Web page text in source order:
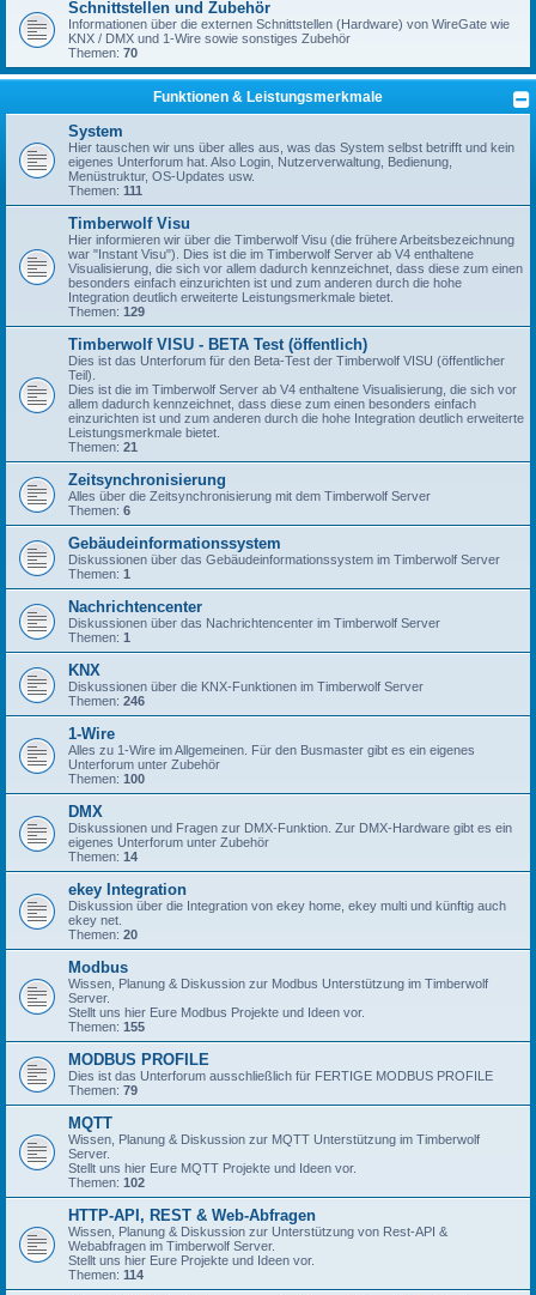
Schnittstellen und Zubehör
Informationen über die externen Schnittstellen (Hardware) von WireGate wie
KNX / DMX und 1-Wire sowie sonstiges Zubehör
Themen: 70
Funktionen & Leistungsmerkmale
System
Hier tauschen wir uns über alles aus, was das System selbst betrifft und kein
eigenes Unterforum hat. Also Login, Nutzerverwaltung, Bedienung,
Menüstruktur, OS-Updates usw.
Themen: 111
Timberwolf Visu
Hier informieren wir über die Timberwolf Visu (die frühere Arbeitsbezeichnung
war "Instant Visu"). Dies ist die im Timberwolf Server ab V4 enthaltene
Visualisierung, die sich vor allem dadurch kennzeichnet, dass diese zum einen
besonders einfach einzurichten ist und zum anderen durch die hohe
Integration deutlich erweiterte Leistungsmerkmale bietet.
Themen: 129
Timberwolf VISU - BETA Test (öffentlich)
Dies ist das Unterforum für den Beta-Test der Timberwolf VISU (öffentlicher
Teil).
Dies ist die im Timberwolf Server ab V4 enthaltene Visualisierung, die sich vor
allem dadurch kennzeichnet, dass diese zum einen besonders einfach
einzurichten ist und zum anderen durch die hohe Integration deutlich erweiterte
Leistungsmerkmale bietet.
Themen: 21
Zeitsynchronisierung
Alles über die Zeitsynchronisierung mit dem Timberwolf Server
Themen: 6
Gebäudeinformationssystem
Diskussionen über das Gebäudeinformationssystem im Timberwolf Server
Themen: 1
Nachrichtencenter
Diskussionen über das Nachrichtencenter im Timberwolf Server
Themen: 1
KNX
Diskussionen über die KNX-Funktionen im Timberwolf Server
Themen: 246
1-Wire
Alles zu 1-Wire im Allgemeinen. Für den Busmaster gibt es ein eigenes
Unterforum unter Zubehör
Themen: 100
DMX
Diskussionen und Fragen zur DMX-Funktion. Zur DMX-Hardware gibt es ein
eigenes Unterforum unter Zubehör
Themen: 14
ekey Integration
Diskussion über die Integration von ekey home, ekey multi und künftig auch
ekey net.
Themen: 20
Modbus
Wissen, Planung & Diskussion zur Modbus Unterstützung im Timberwolf
Server.
Stellt uns hier Eure Modbus Projekte und Ideen vor.
Themen: 155
MODBUS PROFILE
Dies ist das Unterforum ausschließlich für FERTIGE MODBUS PROFILE
Themen: 79
MQTT
Wissen, Planung & Diskussion zur MQTT Unterstützung im Timberwolf
Server.
Stellt uns hier Eure MQTT Projekte und Ideen vor.
Themen: 102
HTTP-API, REST & Web-Abfragen
Wissen, Planung & Diskussion zur Unterstützung von Rest-API &
Webabfragen im Timberwolf Server.
Stellt uns hier Eure Projekte und Ideen vor.
Themen: 114